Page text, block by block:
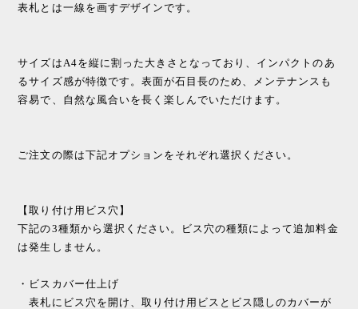
表札とは一線を画すデザインです。
サイズはA4を縦に割った大きさとなっており、インパクトのあ
るサイズ感が特徴です。表面が石目長のため、メンテナンスも
容易で、自然な風合いを長く楽しんでいただけます。
ご注文の際は下記オプションをそれぞれ選択ください。
【取り付け用ビス穴】
下記の3種類から選択ください。ビス穴の種類によって追加料金
は発生しません。
・ビスカバー仕上げ
表札にビス穴を開け、取り付け用ビスとビス隠しのカバーが